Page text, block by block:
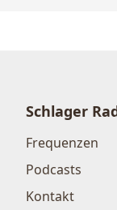
Schlager
Frequenzen
Podcasts
Kontakt